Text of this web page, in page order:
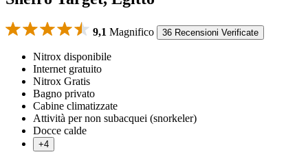
9,1 Magnifico 36 Recensioni Verificate
Nitrox disponibile
Internet gratuito
Nitrox Gratis
Bagno privato
Cabine climatizzate
Attività per non subacquei (snorkeler)
Docce calde
+4